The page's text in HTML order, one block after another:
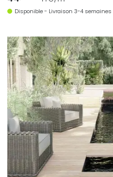
Disponible - Livraison 3-4 semaines